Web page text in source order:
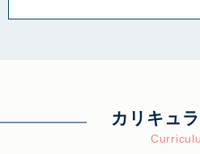
カリキュ